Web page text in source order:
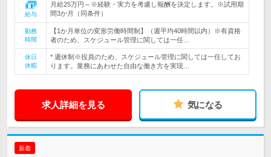
給与
月給25万円～※経験・実力を考慮し報酬を決定します。※試用期
間3か月（同条件）
勤務
時間
【1か月単位の変形労働時間制】（週平均40時間以内）※有資格
者のため、スケジュール管理に関しては一任…
休日
休暇
* 週休制※役員のため、スケジュール管理に関しては一任してお
ります。業務にあわせた自由な働き方を実現…
求人詳細を見る 気になる
新着